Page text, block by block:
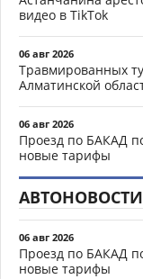
видео в TikTok
06 авг 2026
Травмированных
Алматинской
06 авг 2026
Проезд по БАКАД
новые тарифы
АВТОНОВОСТИ
06 авг 2026
Проезд по БАКАД
новые тарифы